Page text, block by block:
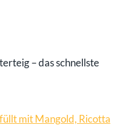
– das schnellste